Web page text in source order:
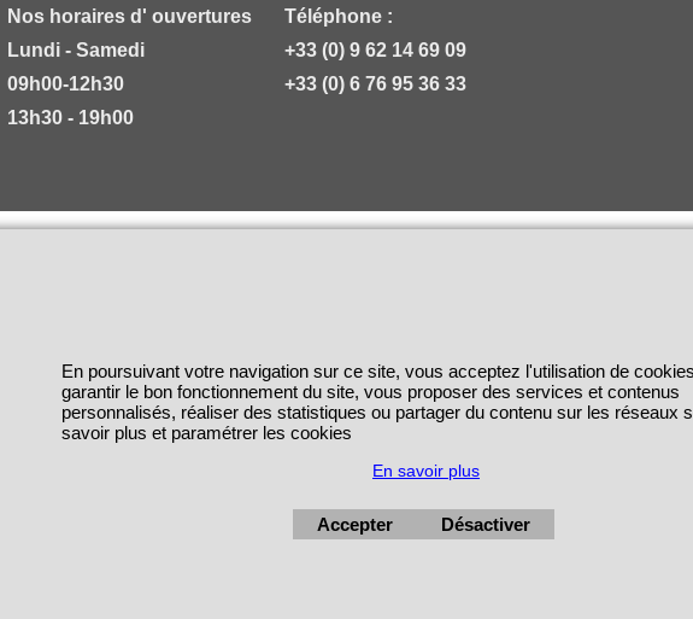
Nos horaires d' ouvertures
Lundi - Samedi
09h00-12h30
13h30 - 19h00
Téléphone :
+33 (0) 9 62 14 69 09
+33 (0) 6 76 95 36 33
En poursuivant votre navigation sur ce site, vous acceptez l'utilisation de
garantir le bon fonctionnement du site, vous proposer des services et contenus
personnalisés, réaliser des statistiques ou partager du contenu sur les réseaux
savoir plus et paramétrer les cookies
En savoir plus
Accepter Désactiver